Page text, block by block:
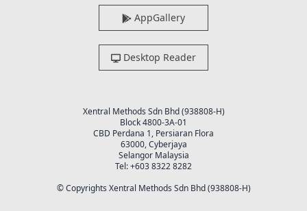
AppGallery
Desktop Reader
Xentral Methods Sdn Bhd (938808-H)
Block 4800-3A-01
CBD Perdana 1, Persiaran Flora
63000, Cyberjaya
Selangor Malaysia
Tel: +603 8322 8282
© Copyrights Xentral Methods Sdn Bhd (938808-H)